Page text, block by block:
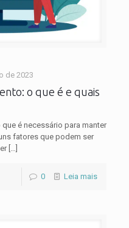
de 2023
o que é e quais
é necessário para manter
fatores que podem ser
[…]
0 Leia mais